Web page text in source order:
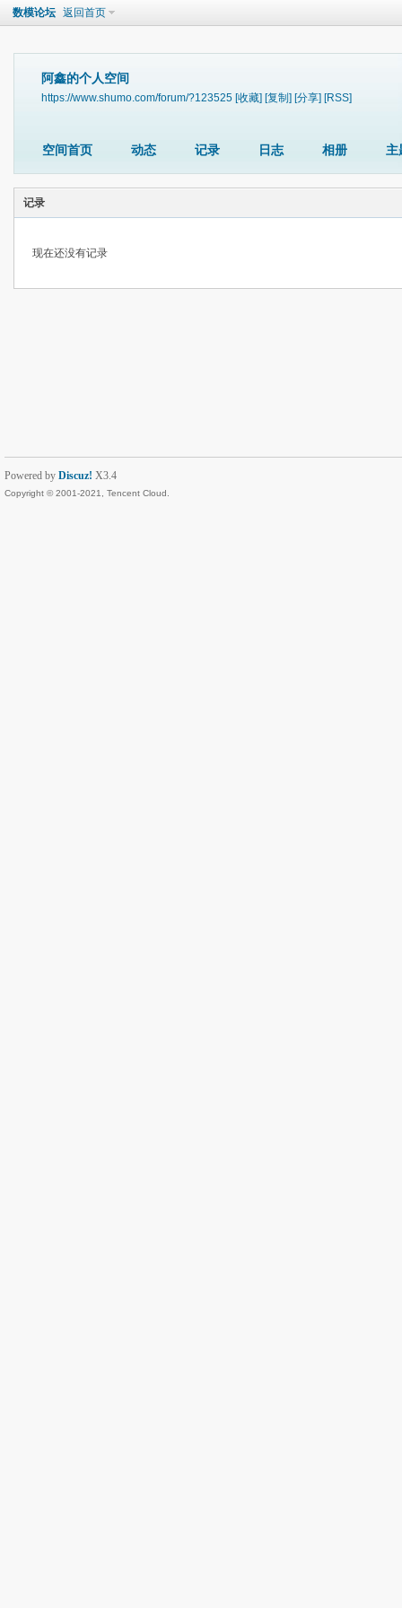
数模论坛 返回首页
阿鑫的个人空间
https://www.shumo.com/forum/?123525 [收藏] [复制] [分享] [RSS]
空间首页 动态 记录 日志 相册 主
记录
现在还没有记录
Powered by Discuz! X3.4
Copyright © 2001-2021, Tencent Cloud.